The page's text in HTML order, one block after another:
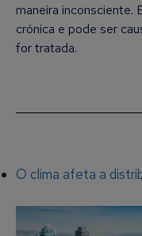
maneira inconsciente.
crónica e pode ser
for tratada.
O clima afeta a